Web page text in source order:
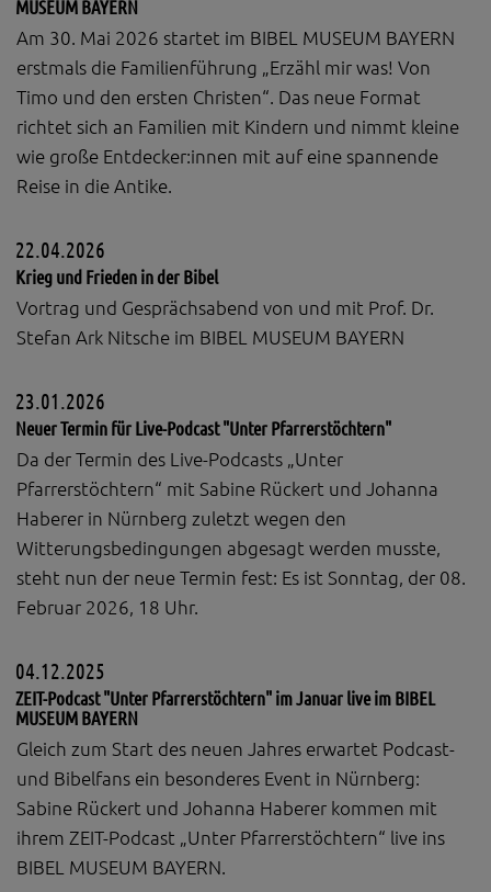
MUSEUM BAYERN
Am 30. Mai 2026 startet im BIBEL MUSEUM BAYERN
erstmals die Familienführung „Erzähl mir was! Von
Timo und den ersten Christen“. Das neue Format
richtet sich an Familien mit Kindern und nimmt kleine
wie große Entdecker:innen mit auf eine spannende
Reise in die Antike.
22.04.2026
Krieg und Frieden in der Bibel
Vortrag und Gesprächsabend von und mit Prof. Dr.
Stefan Ark Nitsche im BIBEL MUSEUM BAYERN
23.01.2026
Neuer Termin für Live-Podcast "Unter Pfarrerstöchtern"
Da der Termin des Live-Podcasts „Unter
Pfarrerstöchtern“ mit Sabine Rückert und Johanna
Haberer in Nürnberg zuletzt wegen den
Witterungsbedingungen abgesagt werden musste,
steht nun der neue Termin fest: Es ist Sonntag, der 08.
Februar 2026, 18 Uhr.
04.12.2025
ZEIT-Podcast "Unter Pfarrerstöchtern" im Januar live im BIBEL
MUSEUM BAYERN
Gleich zum Start des neuen Jahres erwartet Podcast-
und Bibelfans ein besonderes Event in Nürnberg:
Sabine Rückert und Johanna Haberer kommen mit
ihrem ZEIT-Podcast „Unter Pfarrerstöchtern“ live ins
BIBEL MUSEUM BAYERN.